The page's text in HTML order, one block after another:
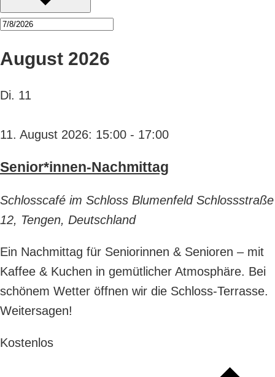
August 2026
Di. 11
11. August 2026: 15:00 - 17:00
Senior*innen-Nachmittag
Schlosscafé im Schloss Blumenfeld Schlossstraße
12, Tengen, Deutschland
Ein Nachmittag für Seniorinnen & Senioren – mit
Kaffee & Kuchen in gemütlicher Atmosphäre. Bei
schönem Wetter öffnen wir die Schloss-Terrasse.
Weitersagen!
Kostenlos